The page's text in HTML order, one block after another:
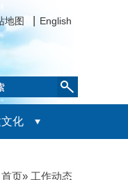
地图 English
化
首页» 工作动态